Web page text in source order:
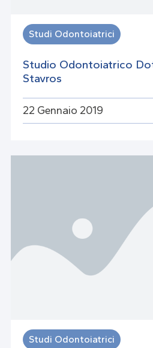
Studi Odontoiatrici
Studio Odontoiatrico
Stavros
22 Gennaio 2019
Studi Odontoiatrici